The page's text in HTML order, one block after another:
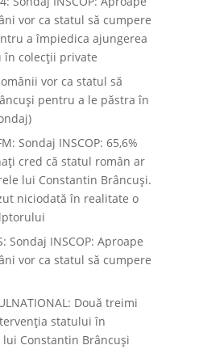
vor ca statul să cumpere
a împiedica ajungerea
în colecţii private
vor ca statul să
pentru a le păstra în
Sondaj INSCOP: 65,6%
cred că statul român ar
lui Constantin Brâncuși.
niciodată în realitate o
Sondaj INSCOP: Aproape
vor ca statul să cumpere
Două treimi
statului în
Constantin Brâncuși